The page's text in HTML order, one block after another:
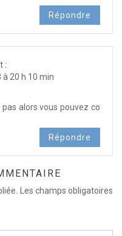
Répondre
:
20 h 10 min
pas alors vous pouvez co
Répondre
Les champs obligatoires